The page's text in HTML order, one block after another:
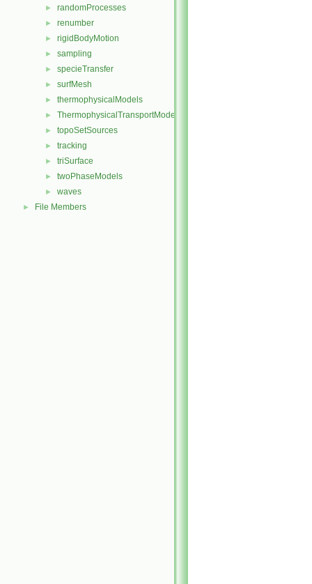
► randomProcesses
► renumber
► rigidBodyMotion
► sampling
► specieTransfer
► surfMesh
► thermophysicalModels
► ThermophysicalTransportModels
► topoSetSources
► tracking
► triSurface
► twoPhaseModels
► waves
► File Members